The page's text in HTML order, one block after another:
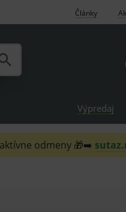
Články
Výpredaj
odmeny 🎁➡️